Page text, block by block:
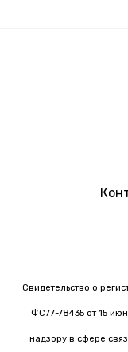
Свидетельство о
ФС77-78435 от 15
надзору в сфере